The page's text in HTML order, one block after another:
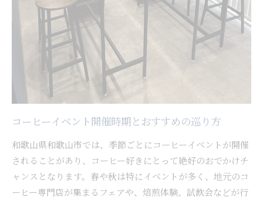
コーヒーイベント開催時期とおすすめの巡り方
和歌山県和歌山市では、季節ごとにコーヒーイベントが開催
されることがあり、コーヒー好きにとって絶好のおでかけチ
ャンスとなります。春や秋は特にイベントが多く、地元のコ
ーヒー専門店が集まるフェアや、焙煎体験、試飲会などが行